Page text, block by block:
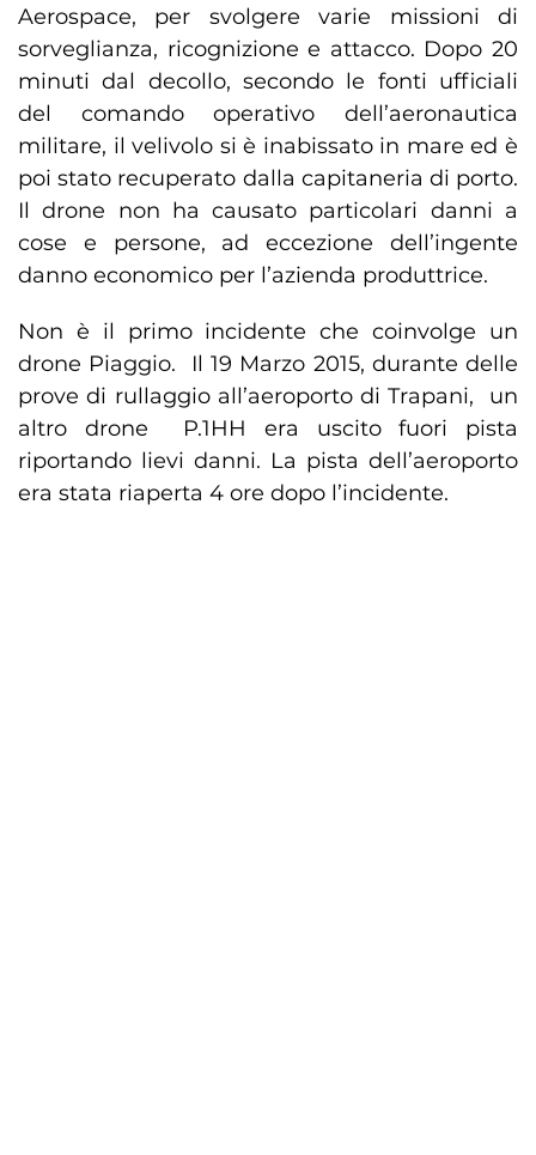
Aerospace, per svolgere varie missioni di
sorveglianza, ricognizione e attacco. Dopo 20
minuti dal decollo, secondo le fonti ufficiali
del comando operativo dell’aeronautica
militare, il velivolo si è inabissato in mare ed è
poi stato recuperato dalla capitaneria di porto.
Il drone non ha causato particolari danni a
cose e persone, ad eccezione dell’ingente
danno economico per l’azienda produttrice.
Non è il primo incidente che coinvolge un
drone Piaggio. Il 19 Marzo 2015, durante delle
prove di rullaggio all’aeroporto di Trapani, un
altro drone P.1HH era uscito fuori pista
riportando lievi danni. La pista dell’aeroporto
era stata riaperta 4 ore dopo l’incidente.